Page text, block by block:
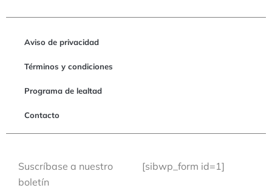
Aviso de privacidad
Términos y condiciones
Programa de lealtad
Contacto
Suscríbase a nuestro
boletín
[sibwp_form id=1]